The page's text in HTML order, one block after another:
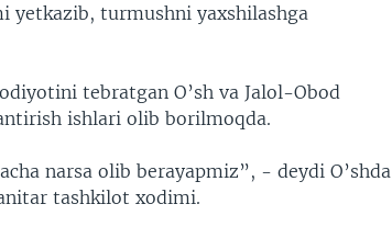
yetkazib, turmushni yaxshilashga
tebratgan O’sh va Jalol-Obod
ishlari olib borilmoqda.
narsa olib berayapmiz”, - deydi O’shda
tashkilot xodimi.